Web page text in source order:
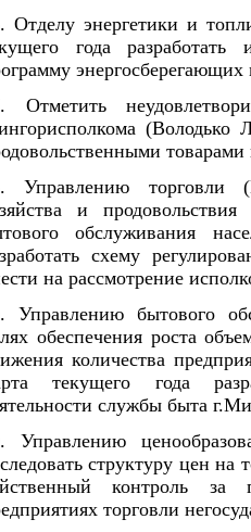
Отделу энергетики и
года
Отметить
(Володько
Управлению торговли
и
обслуживания
схему
на рассмотрение
Управлению бытового
обеспечения роста
количества
текущего года
службы быта
Управлению
структуру цен на
контроль за
торговли